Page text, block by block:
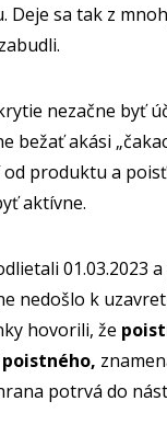
sa tak z
nezačne byť
bežať akási
produktu a
aktívne.
01.03.2023
nedošlo k
hovorili, že
potrvá do